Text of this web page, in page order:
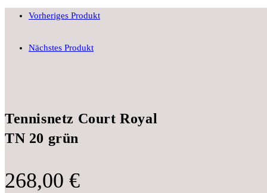
Vorheriges Produkt
Nächstes Produkt
Tennisnetz Court Royal
TN 20 grün
268,00 €